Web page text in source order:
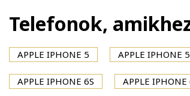
Telefonok,
APPLE IPHONE 5 APPLE IPHONE
APPLE IPHONE 6S APPLE IPHONE